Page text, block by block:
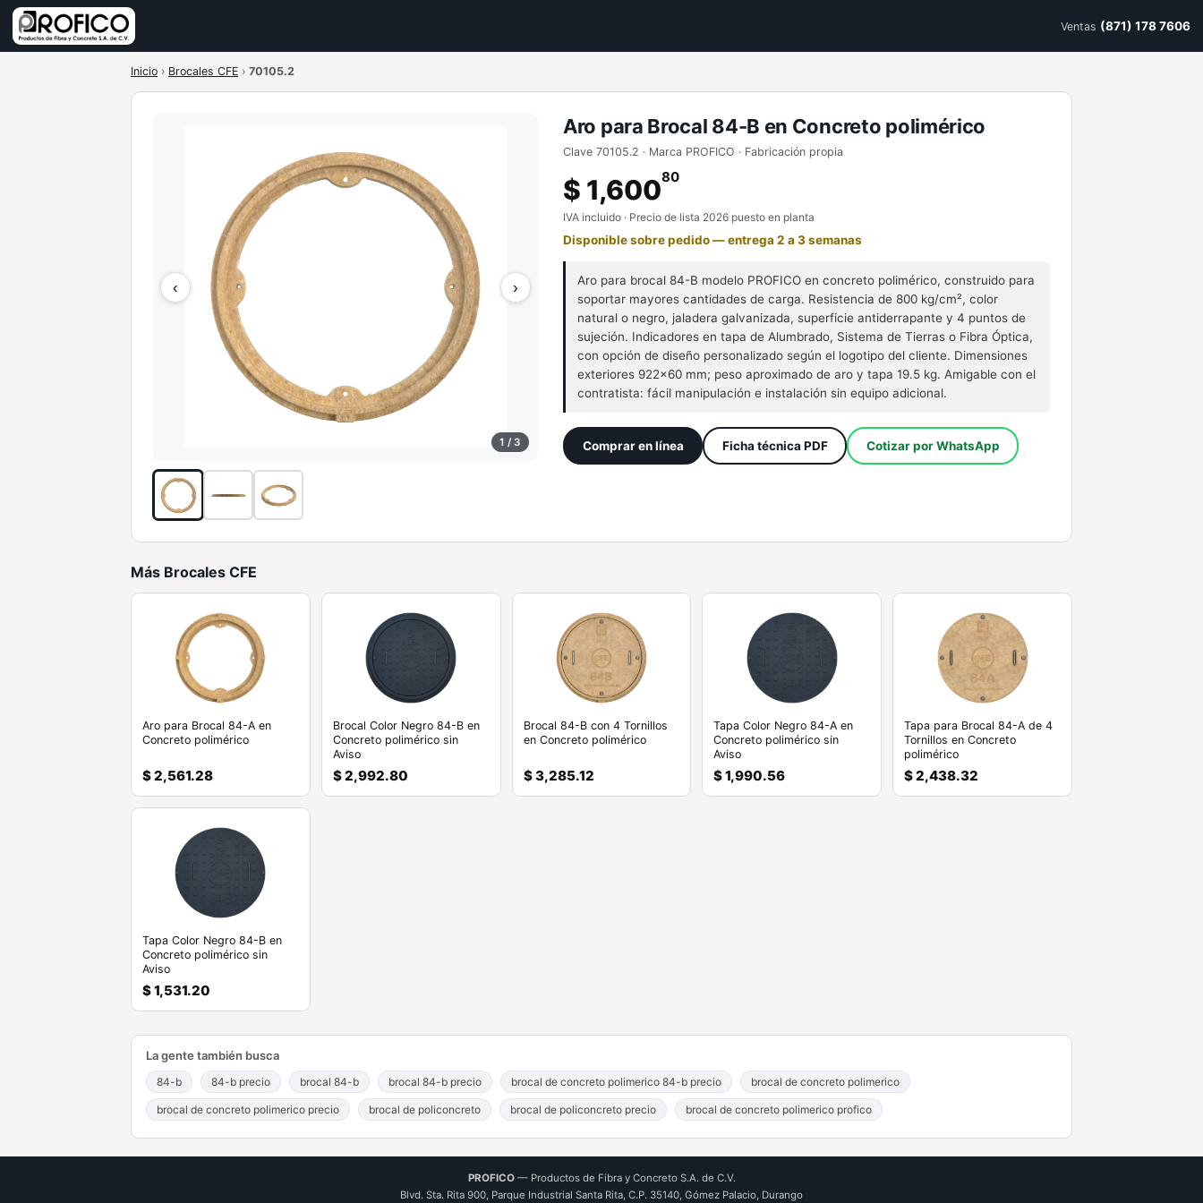
Ventas (871) 178 7606
Inicio › Brocales CFE › 70105.2
‹ ›
1 / 3
Aro para Brocal 84-B en Concreto polimérico
Clave 70105.2 · Marca PROFICO · Fabricación propia
$ 1,60080
IVA incluido · Precio de lista 2026 puesto en planta
Disponible sobre pedido — entrega 2 a 3 semanas
Aro para brocal 84-B modelo PROFICO en concreto polimérico, construido para
soportar mayores cantidades de carga. Resistencia de 800 kg/cm², color
natural o negro, jaladera galvanizada, superficie antiderrapante y 4 puntos de
sujeción. Indicadores en tapa de Alumbrado, Sistema de Tierras o Fibra Óptica,
con opción de diseño personalizado según el logotipo del cliente. Dimensiones
exteriores 922×60 mm; peso aproximado de aro y tapa 19.5 kg. Amigable con el
contratista: fácil manipulación e instalación sin equipo adicional.
Comprar en línea Ficha técnica PDF Cotizar por WhatsApp
Más Brocales CFE
Aro para Brocal 84-A en
Concreto polimérico
$ 2,561.28
Brocal Color Negro 84-B en
Concreto polimérico sin
Aviso
$ 2,992.80
Brocal 84-B con 4 Tornillos
en Concreto polimérico
$ 3,285.12
Tapa Color Negro 84-A en
Concreto polimérico sin
Aviso
$ 1,990.56
Tapa para Brocal 84-A de 4
Tornillos en Concreto
polimérico
$ 2,438.32
Tapa Color Negro 84-B en
Concreto polimérico sin
Aviso
$ 1,531.20
La gente también busca
84-b 84-b precio brocal 84-b brocal 84-b precio brocal de concreto polimerico 84-b precio brocal de concreto polimerico
brocal de concreto polimerico precio brocal de policoncreto brocal de policoncreto precio brocal de concreto polimerico profico
PROFICO— Productos de Fibra y Concreto S.A. de C.V.
Blvd. Sta. Rita 900, Parque Industrial Santa Rita, C.P. 35140, Gómez Palacio, Durango